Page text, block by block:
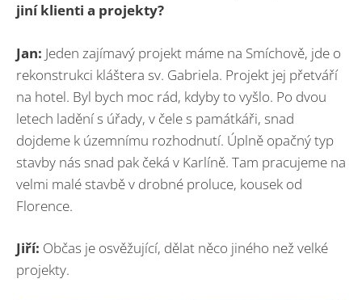
jiní klienti a projekty?
Jan: Jeden zajímavý projekt máme na Smíchově, jde o
rekonstrukci kláštera sv. Gabriela. Projekt jej přetváří
na hotel. Byl bych moc rád, kdyby to vyšlo. Po dvou
letech ladění s úřady, v čele s památkáři, snad
dojdeme k územnímu rozhodnutí. Úplně opačný typ
stavby nás snad pak čeká v Karlíně. Tam pracujeme na
velmi malé stavbě v drobné proluce, kousek od
Florence.
Jiří: Občas je osvěžující, dělat něco jiného než velké
projekty.